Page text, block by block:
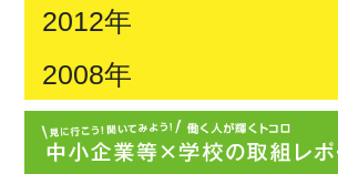
2012年
2008年